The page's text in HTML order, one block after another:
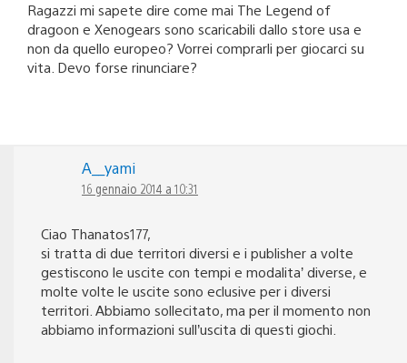
Ragazzi mi sapete dire come mai The Legend of
dragoon e Xenogears sono scaricabili dallo store usa e
non da quello europeo? Vorrei comprarli per giocarci su
vita. Devo forse rinunciare?
A__yami
16 gennaio 2014 a 10:31
Ciao Thanatos177,
si tratta di due territori diversi e i publisher a volte
gestiscono le uscite con tempi e modalita’ diverse, e
molte volte le uscite sono eclusive per i diversi
territori. Abbiamo sollecitato, ma per il momento non
abbiamo informazioni sull’uscita di questi giochi.